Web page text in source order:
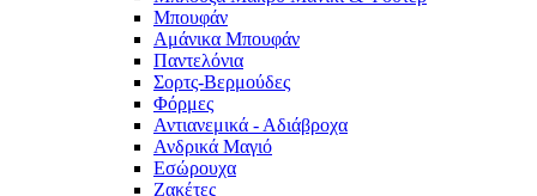
Μπουφάν
Αμάνικα Μπουφάν
Παντελόνια
Σορτς-Βερμούδες
Φόρμες
Αντιανεμικά - Αδιάβροχα
Ανδρικά Μαγιό
Εσώρουχα
Ζακέτες